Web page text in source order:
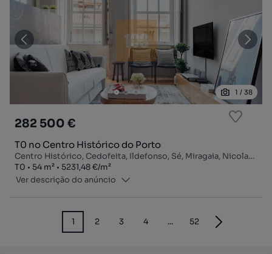
1 / 38
282 500 €
T0 no Centro Histórico do Porto
Centro Histórico, Cedofeita, Ildefonso, Sé, Miragaia, Nicolau, Vitória, Porto, Porto
Tipologia
T0
Zona54 m²
Preço por metro quadrado
5231,48 €/m²
Ver descrição do anúncio
1 2 3 4 ... 52